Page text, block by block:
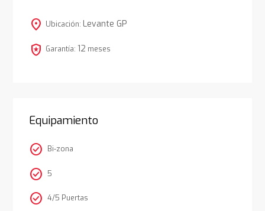
location_on Ubicación: Levante GP
local_police Garantía: 12 meses
Equipamiento
check_circle Bi-zona
check_circle 5
check_circle 4/5 Puertas